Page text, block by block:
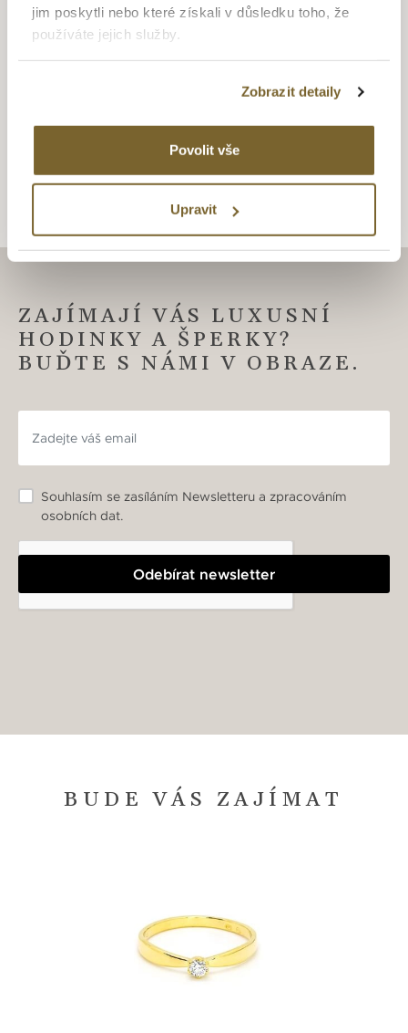
jim poskytli nebo které získali v důsledku toho, že
používáte jejich služby.
Zobrazit detaily
Povolit vše
Upravit
zlatnické dovednosti je to, co se odráží ve špercích Altman
Diamond. Drahé kovy ve spojení s krásnými a ušlechtilými
zlatníků mění v opravdové šperkařské skvosty vhodné
ZAJÍMAJÍ VÁS LUXUSNÍ
HODINKY A ŠPERKY?
BUĎTE S NÁMI V OBRAZE.
Odebírat newsletter
Souhlasím se zasíláním Newsletteru a zpracováním
osobních dat.
BUDE VÁS ZAJÍMAT